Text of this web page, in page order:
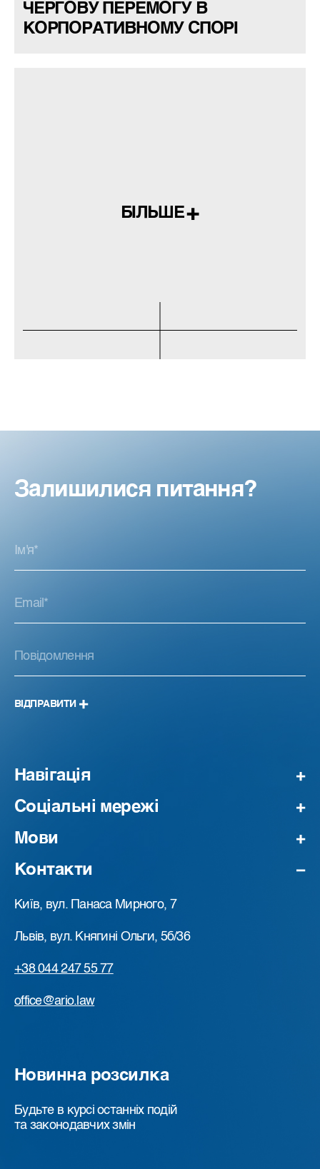
ЧЕРГОВУ ПЕРЕМОГУ В
КОРПОРАТИВНОМУ СПОРІ
БІЛЬШЕ
Залишилися питання?
ВІДПРАВИТИ
Навігація
Соціальні мережі
Мови
Контакти
Київ, вул. Панаса Мирного, 7
Львів, вул. Княгині Ольги, 5б/36
+38 044 247 55 77
office@ario.law
Новинна розсилка
Будьте в курсі останніх подій
та законодавчих змін